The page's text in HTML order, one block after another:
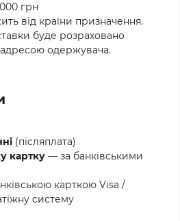
грн
від країни призначення.
буде розраховано
адресою одержувача.
(післяплата)
картку — за банківськими
карткою Visa /
систему